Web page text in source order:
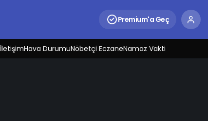
Premium'a Geç
İletişimHava DurumuNöbetçi EczaneNamaz Vakti